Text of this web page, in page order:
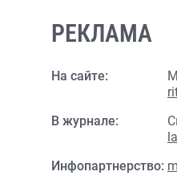
РЕКЛАМА
На сайте:
В журнале:
Инфопартнерство: